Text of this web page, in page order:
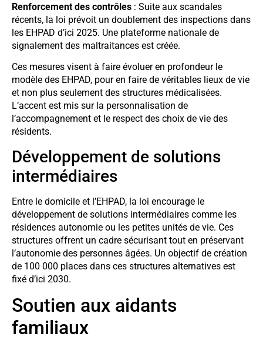
Renforcement des contrôles : Suite aux scandales
récents, la loi prévoit un doublement des inspections dans
les EHPAD d’ici 2025. Une plateforme nationale de
signalement des maltraitances est créée.
Ces mesures visent à faire évoluer en profondeur le
modèle des EHPAD, pour en faire de véritables lieux de vie
et non plus seulement des structures médicalisées.
L’accent est mis sur la personnalisation de
l’accompagnement et le respect des choix de vie des
résidents.
Développement de solutions
intermédiaires
Entre le domicile et l’EHPAD, la loi encourage le
développement de solutions intermédiaires comme les
résidences autonomie ou les petites unités de vie. Ces
structures offrent un cadre sécurisant tout en préservant
l’autonomie des personnes âgées. Un objectif de création
de 100 000 places dans ces structures alternatives est
fixé d’ici 2030.
Soutien aux aidants
familiaux